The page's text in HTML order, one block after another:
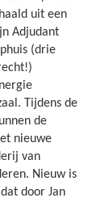
uit een
Adjudant
(drie
Tijdens de
de
nieuwe
van
Nieuw is
door Jan